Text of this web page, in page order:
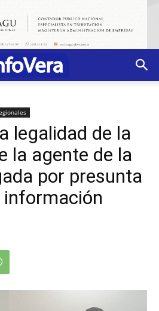
legalidad de la
la agente de la
por presunta